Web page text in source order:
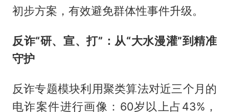
初步方案，有效避免群体性事件升级。
反诈“研、宣、打”：从“大水漫灌”到精准
守护
反诈专题模块利用聚类算法对近三个月的
电诈案件进行画像：60岁以上占43%，